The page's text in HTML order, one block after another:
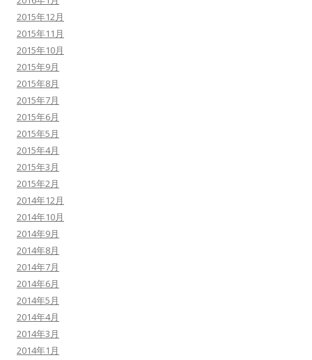
2015年12月
2015年11月
2015年10月
2015年9月
2015年8月
2015年7月
2015年6月
2015年5月
2015年4月
2015年3月
2015年2月
2014年12月
2014年10月
2014年9月
2014年8月
2014年7月
2014年6月
2014年5月
2014年4月
2014年3月
2014年1月